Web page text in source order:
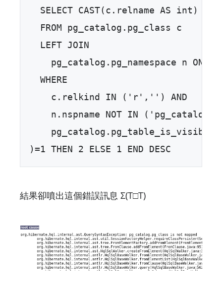
  SELECT CAST(c.relname AS int)
  FROM pg_catalog.pg_class c
  LEFT JOIN
pg_catalog.pg_namespace n ON
  WHERE
    c.relkind IN ('r','') AND
n.nspname NOT IN
)=1 THEN 2 ELSE 1 END DESC
結果卻噴出這個錯誤訊息 Σ(T□T)